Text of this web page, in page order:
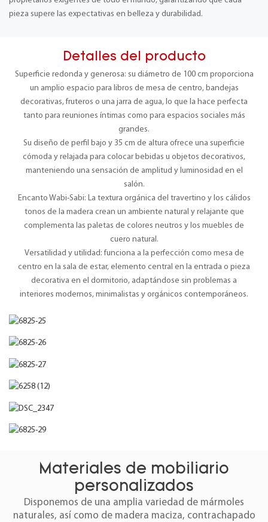
pieza supere las expectativas en belleza y durabilidad.
Detalles del producto
Superficie redonda y generosa: su diámetro de 100 cm proporciona
un amplio espacio para libros de mesa de centro, bandejas
decorativas, fruteros o una jarra de agua, lo que la hace perfecta
tanto para reuniones íntimas como para espacios sociales más
grandes.
Su diseño de perfil bajo y 35 cm de altura ofrece una superficie
cómoda y relajada para colocar bebidas u objetos decorativos,
manteniendo una sensación de amplitud y luminosidad en el
salón.
Encanto Wabi-Sabi: La textura orgánica del travertino y los cálidos
tonos de la madera crean un ambiente natural y relajante que
complementa las paletas de colores neutros y los muebles de
cuero natural.
Versatilidad y utilidad: funciona a la perfección como mesa de
centro en la sala de estar, elemento central en la entrada o pieza
decorativa en el dormitorio, adaptándose sin problemas a
interiores modernos, minimalistas y orgánicos contemporáneos.
Materiales de mobiliario
personalizados
Disponemos de una amplia variedad de mármoles
naturales, así como de madera maciza, contrachapado